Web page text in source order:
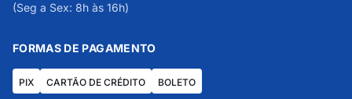
(Seg a Sex: 8h às 16h)
FORMAS DE PAGAMENTO
PIX CARTÃO DE CRÉDITO BOLETO